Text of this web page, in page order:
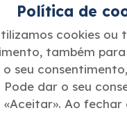
para a
para «combater o
fósseis».
Convenção-Quadro
para um
gases com efeito
Política de
cookies ou
também
seu
dar o seu
Ao